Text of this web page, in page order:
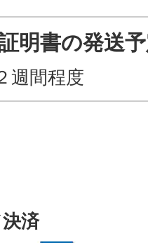
明書の発送
週間程度
済